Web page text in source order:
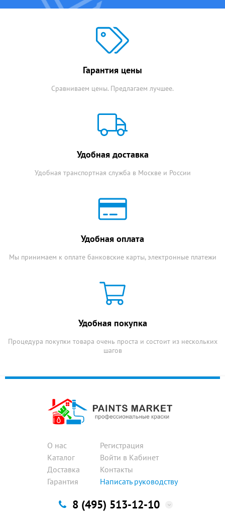
Гарантия цены
Сравниваем цены. Предлагаем лучшее.
Удобная доставка
Удобная транспортная служба в Москве и России
Удобная оплата
Мы принимаем к оплате банковские карты, электронные платежи
Удобная покупка
Процедура покупки товара очень проста и состоит из нескольких
шагов
О нас
Каталог
Доставка
Гарантия
Регистрация
Войти в Кабинет
Контакты
Написать руководству
8 (495) 513-12-10